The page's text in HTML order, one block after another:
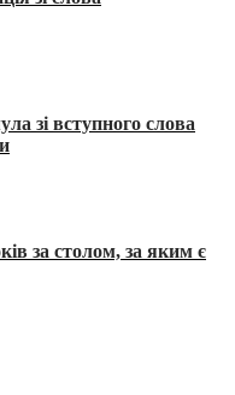
зі вступного слова
за столом, за яким є